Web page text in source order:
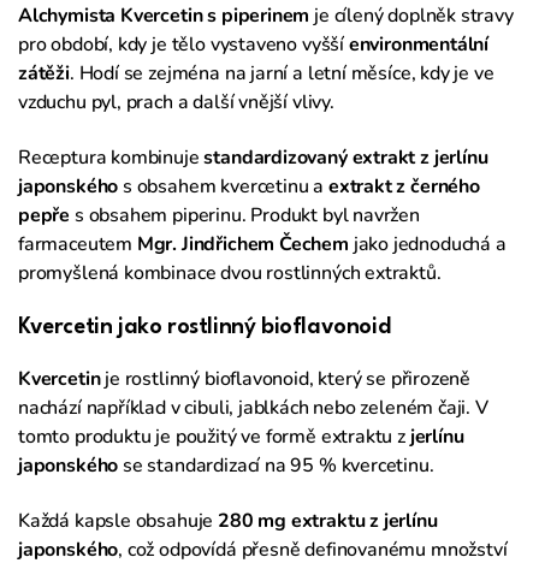
Alchymista Kvercetin s piperinem je cílený doplněk stravy
pro období, kdy je tělo vystaveno vyššíenvironmentální
zátěži. Hodí se zejména na jarní a letní měsíce, kdy je ve
vzduchu pyl, prach a další vnější vlivy.
Receptura kombinujestandardizovaný extrakt z jerlínu
japonskéhos obsahem kvercetinu a extrakt z černého
pepře s obsahem piperinu. Produkt byl navržen
farmaceutem Mgr. Jindřichem Čechem jako jednoduchá a
promyšlená kombinace dvou rostlinných extraktů.
Kvercetin jako rostlinný bioflavonoid
Kvercetinje rostlinný bioflavonoid, který se přirozeně
nachází například v cibuli, jablkách nebo zeleném čaji. V
tomto produktu je použitý ve formě extraktu z jerlínu
japonskéhose standardizací na 95 % kvercetinu.
Každá kapsle obsahuje 280 mg extraktu z jerlínu
japonského, což odpovídá přesně definovanému množství